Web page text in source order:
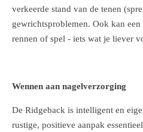
verkeerde stand van de tenen
gewrichtsproblemen. Ook kan
rennen of spel - iets wat je liever
Wennen aan nagelverzorging
De Ridgeback is intelligent en
rustige, positieve aanpak